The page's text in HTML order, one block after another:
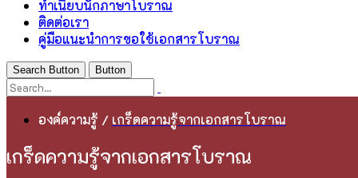
ทำเนียบนักภาษาโบราณ
ติดต่อเรา
คู่มือแนะนำการขอใช้เอกสารโบราณ
Search Button Button
องค์ความรู้ / เกร็ดความรู้จากเอกสารโบราณ
เกร็ดความรู้จากเอกสารโบราณ